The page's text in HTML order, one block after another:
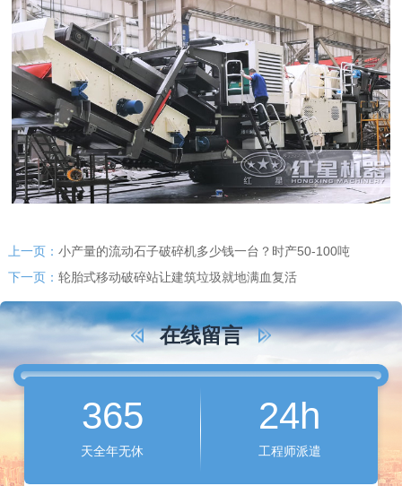
上一页： 小产量的流动石子破碎机多少钱一台？时产50-100吨
下一页： 轮胎式移动破碎站让建筑垃圾就地满血复活
在线留言
365
天全年无休
24h
工程师派遣